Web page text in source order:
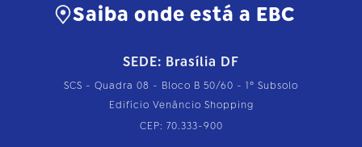
Saiba onde está a EBC
SEDE: Brasília DF
SCS - Quadra 08 - Bloco B 50/60 - 1º Subsolo
Edifício Venâncio Shopping
CEP: 70.333-900